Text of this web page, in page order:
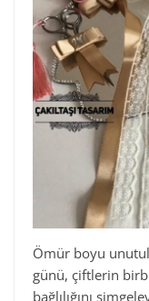
Ömür boyu
günü, çiftlerin
bağlılığını